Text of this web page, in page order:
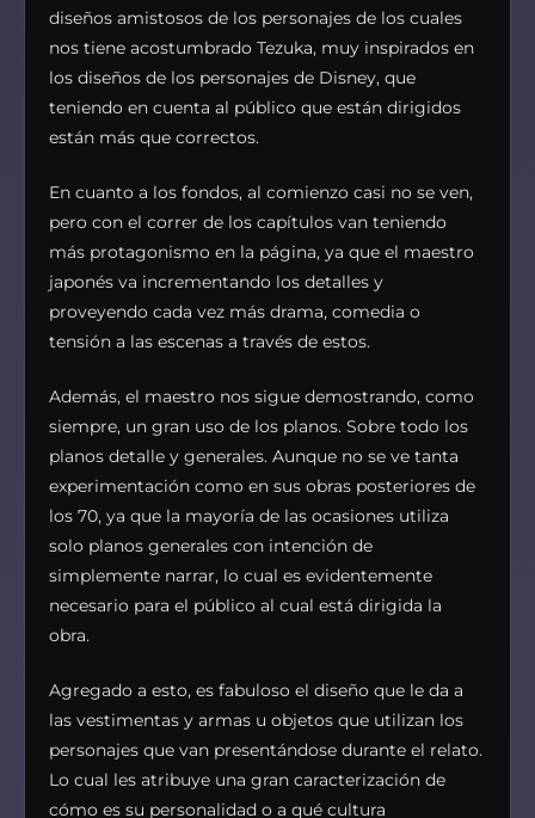
diseños amistosos de los personajes de los cuales
nos tiene acostumbrado Tezuka, muy inspirados en
los diseños de los personajes de Disney, que
teniendo en cuenta al público que están dirigidos
están más que correctos.
En cuanto a los fondos, al comienzo casi no se ven,
pero con el correr de los capítulos van teniendo
más protagonismo en la página, ya que el maestro
japonés va incrementando los detalles y
proveyendo cada vez más drama, comedia o
tensión a las escenas a través de estos.
Además, el maestro nos sigue demostrando, como
siempre, un gran uso de los planos. Sobre todo los
planos detalle y generales. Aunque no se ve tanta
experimentación como en sus obras posteriores de
los 70, ya que la mayoría de las ocasiones utiliza
solo planos generales con intención de
simplemente narrar, lo cual es evidentemente
necesario para el público al cual está dirigida la
obra.
Agregado a esto, es fabuloso el diseño que le da a
las vestimentas y armas u objetos que utilizan los
personajes que van presentándose durante el relato.
Lo cual les atribuye una gran caracterización de
cómo es su personalidad o a qué cultura